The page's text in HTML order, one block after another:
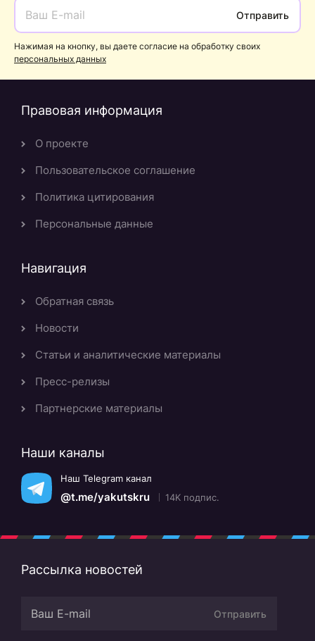
Отправить
Нажимая на кнопку, вы даете согласие на обработку своих
персональных данных
Правовая информация
О проекте
Пользовательское соглашение
Политика цитирования
Персональные данные
Навигация
Обратная связь
Новости
Статьи и аналитические материалы
Пресс-релизы
Партнерские материалы
Наши каналы
Наш Telegram канал
@t.me/yakutskru 14K подпис.
Рассылка новостей
Отправить